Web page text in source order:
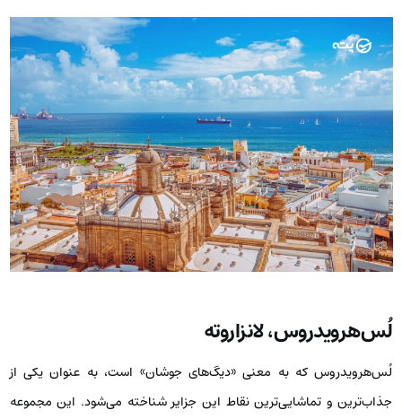
لُس‌هرویدروس، لانزاروته
لُس‌هرویدروس که به معنی «دیگ‌های جوشان» است، به عنوان یکی از
جذاب‌ترین و تماشایی‌ترین نقاط این جزایر شناخته می‌شود. این مجموعه